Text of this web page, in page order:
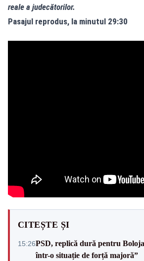
reale a judecătorilor.
Pasajul reprodus, la minutul 29:30
CITEȘTE ȘI
15:26PSD, replică dură pentru
într-o situație de forță majoră”